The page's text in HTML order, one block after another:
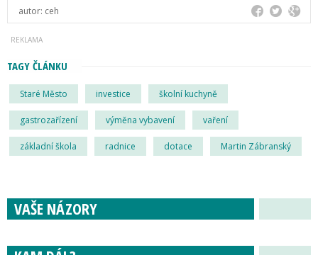
autor: ceh
TAGY ČLÁNKU
Staré Město investice školní kuchyně
gastrozařízení výměna vybavení vaření
základní škola radnice dotace Martin Zábranský
VAŠE NÁZORY